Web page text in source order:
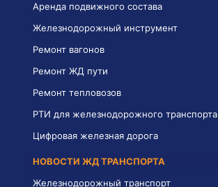
Аренда подвижного состава
Железнодорожный инструмент
Ремонт вагонов
Ремонт ЖД пути
Ремонт тепловозов
РТИ для железнодорожного транспорта
Цифровая железная дорога
НОВОСТИ ЖД ТРАНСПОРТА
Железнодорожный транспорт